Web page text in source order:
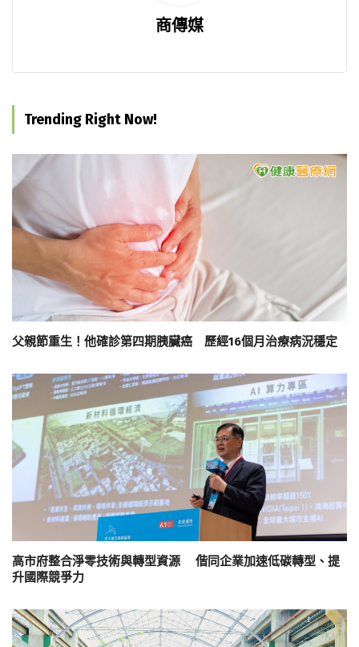
商傳媒
Trending Right Now!
父親節重生！他確診第四期胰臟癌 歷經16個月治療病況穩定
高市府整合淨零技術與轉型資源 偕同企業加速低碳轉型、提
升國際競爭力